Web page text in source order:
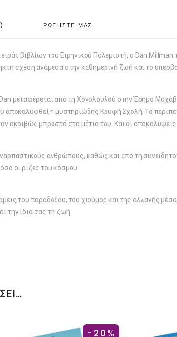
ΡΩΤΗΣΤΕ ΜΑΣ
βιβλίων του Ειρηνικού Πολεμιστή, ο Dan
σχέση ανάμεσα στην καθημερινή ζωή και το
μεταφέρεται από τη Χονολουλού στην Έρημο
αποκαλυφθεί η μυστηριώδης Κρυφή Σχολή. Το
ακριβώς μπροστά στα μάτια του. Και οι
ανθρώπους, καθώς και από τη
οι ρίζες του κόσμου.
του παραδόξου, του χιούμορ και της αλλαγής
την ίδια σας τη ζωή.
-20%